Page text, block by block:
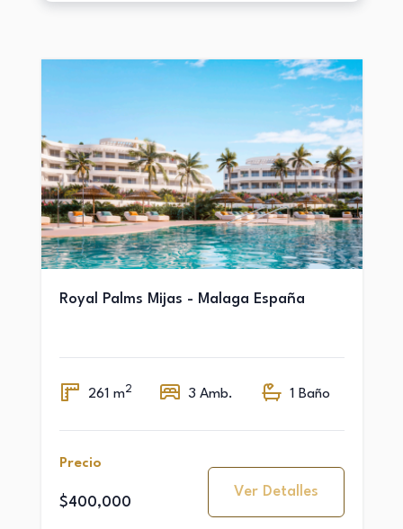
Royal Palms Mijas - Malaga España
261 m2 3 Amb. 1 Baño
Precio
$400,000
Ver Detalles